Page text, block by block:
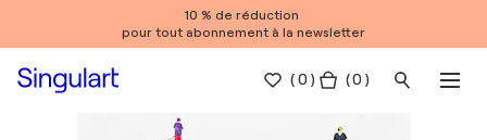
10 % de réduction
pour tout abonnement à la newsletter
(0 ) ( 0 )